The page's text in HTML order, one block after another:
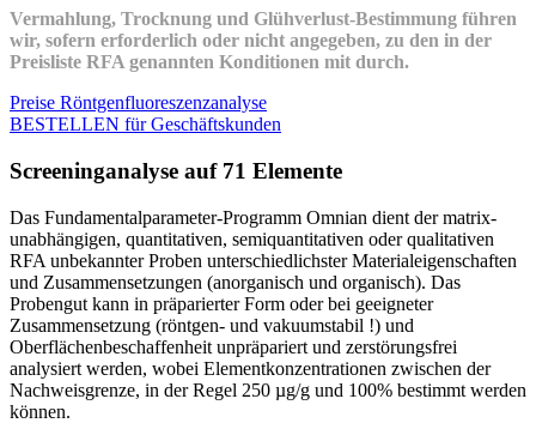
Vermahlung, Trocknung und Glühverlust-Bestimmung führen
wir, sofern erforderlich oder nicht angegeben, zu den in der
Preisliste RFA genannten Konditionen mit durch.
Preise Röntgenfluoreszenzanalyse
BESTELLEN für Geschäftskunden
Screeninganalyse auf 71 Elemente
Das Fundamentalparameter-Programm Omnian dient der matrix-
unabhängigen, quantitativen, semiquantitativen oder qualitativen
RFA unbekannter Proben unterschiedlichster Materialeigenschaften
und Zusammensetzungen (anorganisch und organisch). Das
Probengut kann in präparierter Form oder bei geeigneter
Zusammensetzung (röntgen- und vakuumstabil !) und
Oberflächenbeschaffenheit unpräpariert und zerstörungsfrei
analysiert werden, wobei Elementkonzentrationen zwischen der
Nachweisgrenze, in der Regel 250 µg/g und 100% bestimmt werden
können.